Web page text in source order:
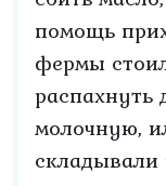
помощь
фермы
распахнуть
молочную,
складывали